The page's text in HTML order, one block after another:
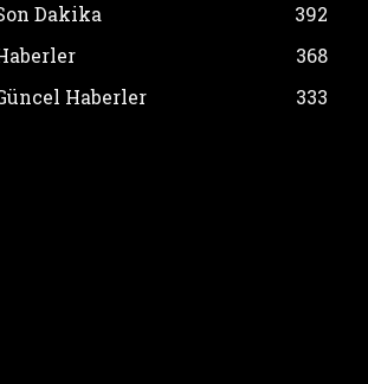
Dakika
392
368
Haberler
333